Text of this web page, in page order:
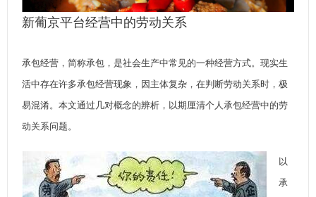
新葡京平台经营中的劳动关系
承包经营，简称承包，是社会生产中常见的一种经营方式。现实生
活中存在许多承包经营现象，因主体复杂，在判断劳动关系时，极
易混淆。本文通过几对概念的辨析，以期厘清个人承包经营中的劳
动关系问题。
以
承